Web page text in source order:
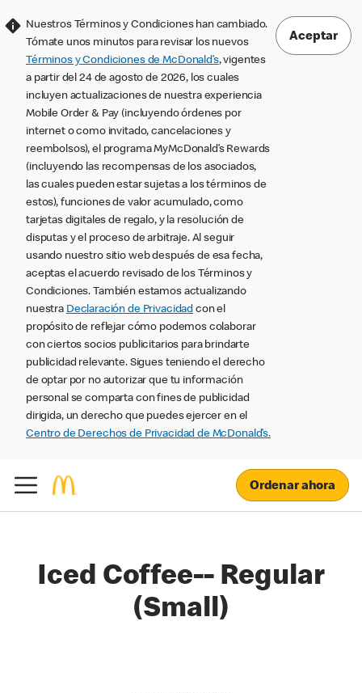
Nuestros Términos y Condiciones han cambiado.
Tómate unos minutos para revisar los nuevos
Términos y Condiciones de McDonald’s, vigentes
a partir del 24 de agosto de 2026, los cuales
incluyen actualizaciones de nuestra experiencia
Mobile Order & Pay (incluyendo órdenes por
internet o como invitado, cancelaciones y
reembolsos), el programa MyMcDonald’s Rewards
(incluyendo las recompensas de los asociados,
las cuales pueden estar sujetas a los términos de
estos), funciones de valor acumulado, como
tarjetas digitales de regalo, y la resolución de
disputas y el proceso de arbitraje. Al seguir
usando nuestro sitio web después de esa fecha,
aceptas el acuerdo revisado de los Términos y
Condiciones. También estamos actualizando
nuestra Declaración de Privacidad con el
propósito de reflejar cómo podemos colaborar
con ciertos socios publicitarios para brindarte
publicidad relevante. Sigues teniendo el derecho
de optar por no autorizar que tu información
personal se comparta con fines de publicidad
dirigida, un derecho que puedes ejercer en el
Centro de Derechos de Privacidad de McDonald’s.
Aceptar
Ordenar ahora
Iced Coffee-- Regular
(Small)